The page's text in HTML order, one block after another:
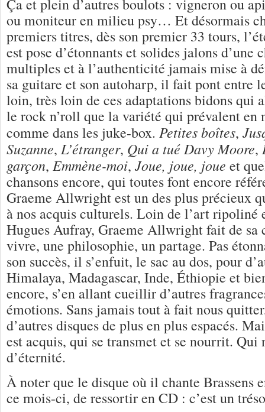
Ça et plein d’autres boulots : vigneron ou
ou moniteur en milieu psy… Et désormais
premiers titres, dès son premier 33 tours,
est pose d’étonnants et solides jalons d’une
multiples et à l’authenticité jamais mise à
sa guitare et son autoharp, il fait pont entre
loin, très loin de ces adaptations bidons qui
le rock n’roll que la variété qui prévalent en
comme dans les juke-box. Petites boîtes,
Suzanne, L’étranger, Qui a tué Davy Moore,
garçon, Emmène-moi, Joue, joue, joue et
chansons encore, qui toutes font encore
Graeme Allwright est un des plus précieux
à nos acquis culturels. Loin de l’art ripoliné
Hugues Aufray, Graeme Allwright fait de sa
vivre, une philosophie, un partage. Pas
son succès, il s’enfuit, le sac au dos, pour
Himalaya, Madagascar, Inde, Éthiopie et
encore, s’en allant cueillir d’autres
émotions. Sans jamais tout à fait nous
d’autres disques de plus en plus espacés.
est acquis, qui se transmet et se nourrit. Qui
d’éternité.
À noter que le disque où il chante Brassens
ce mois-ci, de ressortir en CD : c’est un